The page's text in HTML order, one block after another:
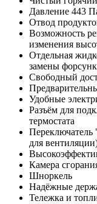
Давление 443
Отвод
Bозможность
изменения
Отдельная
замены
Свободный
Удобные
Разъём для
термостата
для
Камера
Шноркель
Надёжные
Тележка и